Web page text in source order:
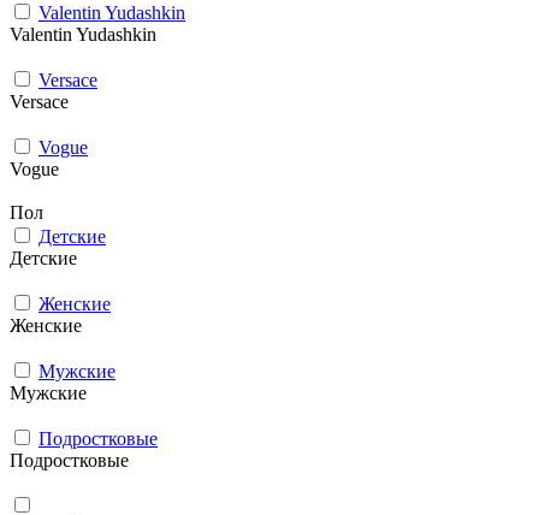
Valentin Yudashkin
Valentin Yudashkin
Versace
Versace
Vogue
Vogue
Пол
Детские
Детские
Женские
Женские
Мужcкие
Мужcкие
Подростковые
Подростковые